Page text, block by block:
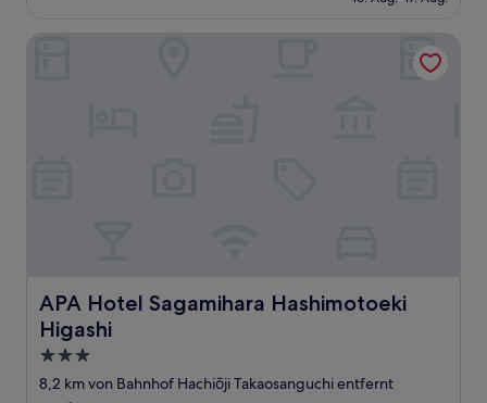
Bewertungen)
beträgt
APA Hotel Sagamihara Hashimotoeki
Higashi
APA Hotel Sagamihara Hashimotoeki Higashi
3.0-
Sterne-
8,2 km von Bahnhof Hachiōji Takaosanguchi entfernt